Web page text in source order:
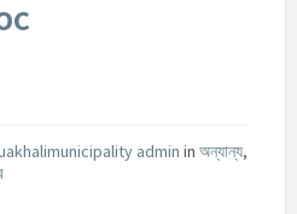
admin in অন্যান্য,